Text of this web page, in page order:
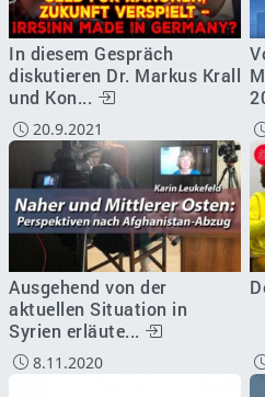
In diesem Gespräch
diskutieren Dr. Markus Krall
und Kon...
20.9.2021
Ausgehend von der
aktuellen Situation in
Syrien erläute...
8.11.2020